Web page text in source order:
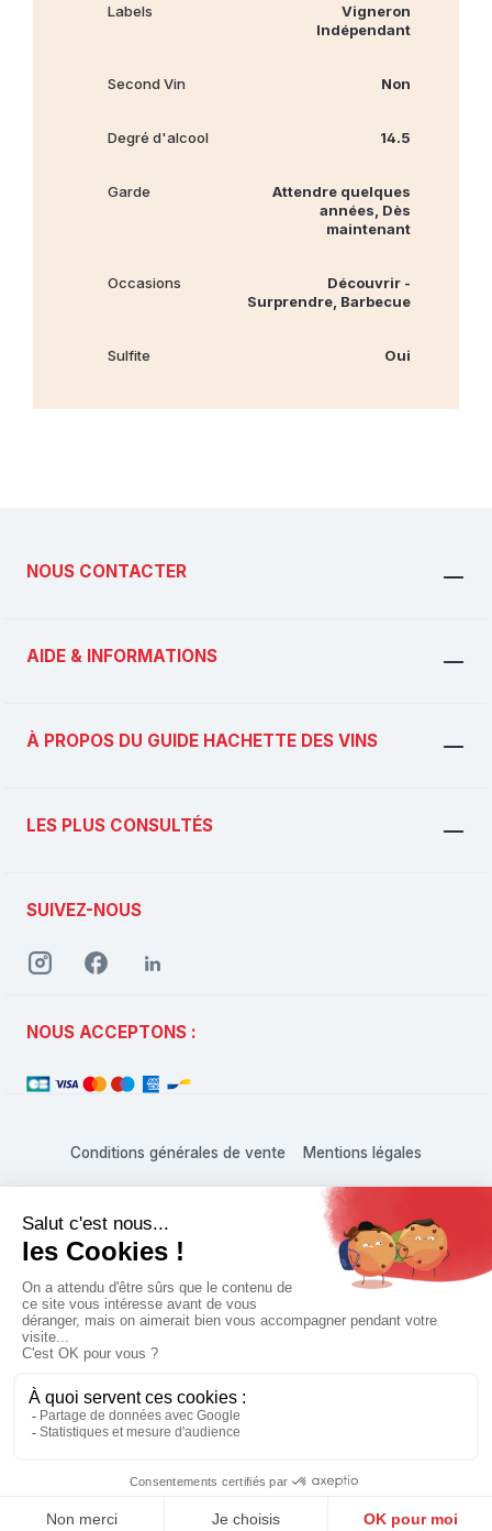
Labels
Vigneron
Indépendant
Second Vin Non
Degré d'alcool 14.5
Garde
Attendre quelques
années, Dès
maintenant
Occasions
Découvrir -
Surprendre, Barbecue
Sulfite Oui
NOUS CONTACTER
AIDE & INFORMATIONS
À PROPOS DU GUIDE HACHETTE DES VINS
LES PLUS CONSULTÉS
SUIVEZ-NOUS
NOUS ACCEPTONS :
Conditions générales de vente Mentions légales
L'abus d'alcool est dangereux pour la santé, à consommer
© 1999 - 2026 Hachette Vins Shop • Tous droits réservés
Paramètres des cookies